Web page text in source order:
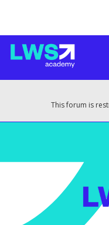
This forum is